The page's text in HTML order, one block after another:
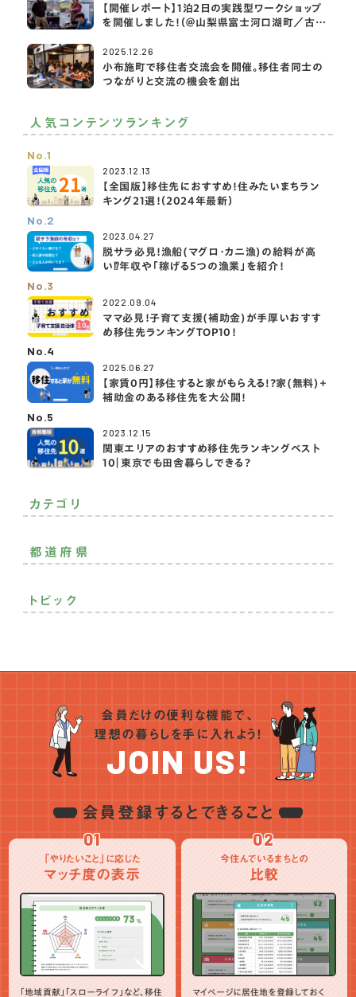
【開催レポート】1泊2日の実践型ワークショップ
を開催しました！（＠山梨県富士河口湖町／古民
2025.12.26
小布施町で移住者交流会を開催。移住者同士の
つながりと交流の機会を創出
人気コンテンツランキング
No.1
2023.12.13
【全国版】移住先におすすめ！住みたいまちラン
キング21選！（2024年最新）
No.2
2023.04.27
脱サラ必見！漁船(マグロ・カニ漁)の給料が高
い⁉️年収や「稼げる5つの漁業」を紹介！
No.3
2022.09.04
ママ必見！子育て支援(補助金)が手厚いおすす
め移住先ランキングTOP10！
No.4
2025.06.27
【家賃0円】移住すると家がもらえる!?家(無料)＋
補助金のある移住先を大公開！
No.5
2023.12.15
関東エリアのおすすめ移住先ランキングベスト
10｜東京でも田舎暮らしできる？
カテゴリ
その他
都道府県
関東
中国
九州・沖縄
トピック
地域貢献 定年後の暮らし お金の話 起業・創業
インタビュー 統計データ アンケート 地域おこし協力隊
ワーケーション PR NEWS
会員だけの便利な機能で、
理想の暮らしを手に入れよう！
JOIN US!
会員登録するとできること
01
「やりたいこと」に応じた
マッチ度の表示
「地域貢献」「スローライフ」など、移住
02
今住んでいるまちとの
比較
マイページに居住地を登録しておく